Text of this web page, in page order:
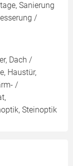
Sanierung
/
Dach /
Haustür,
/
Steinoptik